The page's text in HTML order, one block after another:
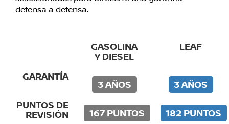
defensa a defensa.
GASOLINA
Y DIESEL
LEAF
GARANTÍA
3 AÑOS
3 AÑOS
PUNTOS DE
REVISIÓN 167 PUNTOS
182 PUNTOS